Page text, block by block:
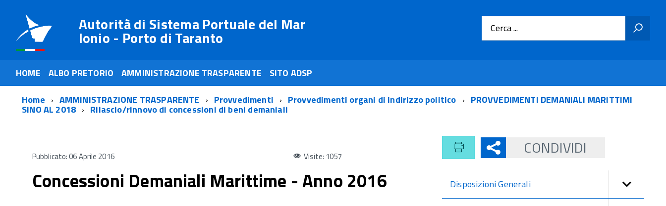
Autorità di Sistema Portuale del Mar
Ionio - Porto di Taranto Cerca ...
HOME ALBO PRETORIO AMMINISTRAZIONE TRASPARENTE
SITO ADSP
Home
AMMINISTRAZIONE TRASPARENTE Provvedimenti Provvedimenti organi di indirizzo politico PROVVEDIMENTI DEMANIALI MARITTIMI
SINO AL 2018 Rilascio/rinnovo di concessioni di beni demaniali
Pubblicato: 06 Aprile 2016 Visite: 1057
Concessioni Demaniali Marittime - Anno 2016
CONDIVIDI
Disposizioni Generali